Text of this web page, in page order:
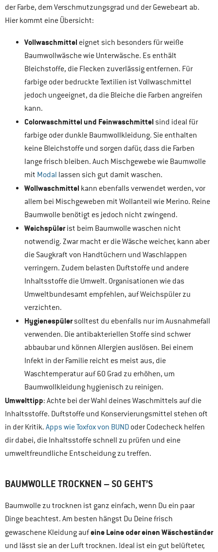
der Farbe, dem Verschmutzungsgrad und der Gewebeart ab.
Hier kommt eine Übersicht:
Vollwaschmittel eignet sich besonders für weiße
Baumwollwäsche wie Unterwäsche. Es enthält
Bleichstoffe, die Flecken zuverlässig entfernen. Für
farbige oder bedruckte Textilien ist Vollwaschmittel
jedoch ungeeignet, da die Bleiche die Farben angreifen
kann.
Colorwaschmittel und Feinwaschmittel sind ideal für
farbige oder dunkle Baumwollkleidung. Sie enthalten
keine Bleichstoffe und sorgen dafür, dass die Farben
lange frisch bleiben. Auch Mischgewebe wie Baumwolle
mit Modal lassen sich gut damit waschen.
Wollwaschmittel kann ebenfalls verwendet werden, vor
allem bei Mischgeweben mit Wollanteil wie Merino. Reine
Baumwolle benötigt es jedoch nicht zwingend.
Weichspülerist beim Baumwolle waschen nicht
notwendig. Zwar macht er die Wäsche weicher, kann aber
die Saugkraft von Handtüchern und Waschlappen
verringern. Zudem belasten Duftstoffe und andere
Inhaltsstoffe die Umwelt. Organisationen wie das
Umweltbundesamt empfehlen, auf Weichspüler zu
verzichten.
Hygienespülersolltest du ebenfalls nur im Ausnahmefall
verwenden. Die antibakteriellen Stoffe sind schwer
abbaubar und können Allergien auslösen. Bei einem
Infekt in der Familie reicht es meist aus, die
Waschtemperatur auf 60 Grad zu erhöhen, um
Baumwollkleidung hygienisch zu reinigen.
Umwelttipp: Achte bei der Wahl deines Waschmittels auf die
Inhaltsstoffe. Duftstoffe und Konservierungsmittel stehen oft
in der Kritik. Apps wie Toxfox von BUND oder Codecheck helfen
dir dabei, die Inhaltsstoffe schnell zu prüfen und eine
umweltfreundliche Entscheidung zu treffen.
BAUMWOLLE TROCKNEN – SO GEHT’S
Baumwolle zu trocknen ist ganz einfach, wenn Du ein paar
Dinge beachtest. Am besten hängst Du Deine frisch
gewaschene Kleidung aufeine Leine oder einen Wäscheständer
und lässt sie an der Luft trocknen. Ideal ist ein gut belüfteter,